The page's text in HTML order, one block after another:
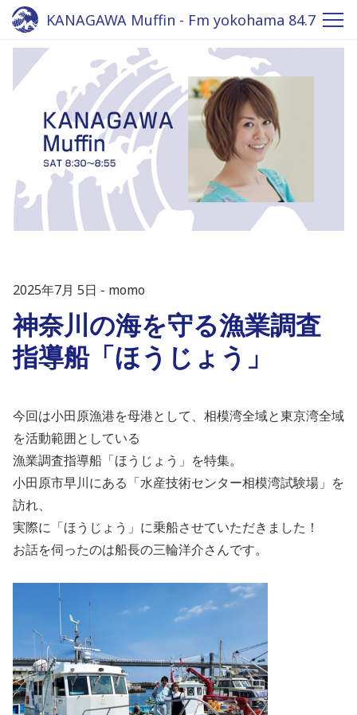
KANAGAWA Muffin - Fm yokohama 84.7
2025年7月 5日 momo
神奈川の海を守る漁業調査
指導船「ほうじょう」
今回は小田原漁港を母港として、相模湾全域と東京湾全域
を活動範囲としている
漁業調査指導船「ほうじょう」を特集。
小田原市早川にある「水産技術センター相模湾試験場」を
訪れ、
実際に「ほうじょう」に乗船させていただきました！
お話を伺ったのは船長の三輪洋介さんです。